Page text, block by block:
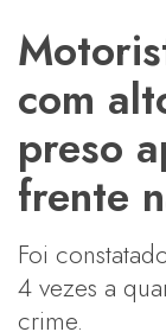
com
preso
frente
Foi
4 vezes a
crime.